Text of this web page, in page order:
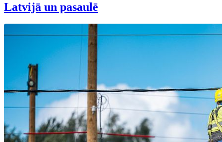
Latvijā un pasaulē